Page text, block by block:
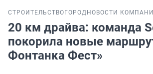
СТРОИТЕЛЬСТВО ГОРОД НОВОСТИ
20 км драйва: команда
покорила новые
Фонтанка Фест»